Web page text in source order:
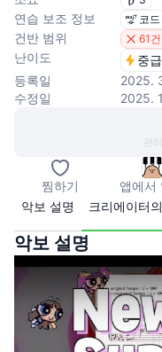
연습 보조 정보 코드
건반 범위 61
난이도
중급
등록일
2025.
수정일
2025.
관
찜하기 앱에서
악보 설명
크리에이터
악보 설명